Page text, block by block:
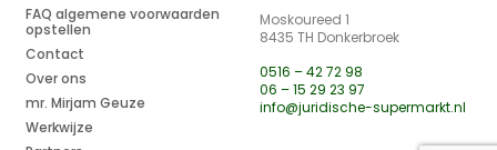
FAQ algemene voorwaarden
opstellen
Contact
Over ons
mr. Mirjam Geuze
Werkwijze
Moskoureed 1
8435 TH Donkerbroek
0516 – 42 72 98
06 – 15 29 23 97
info@juridische-supermarkt.nl